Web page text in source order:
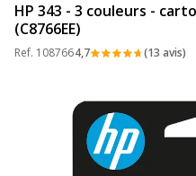
HP 343 - 3 couleurs -
(C8766EE)
Ref. 1087664,7 (13 avis)